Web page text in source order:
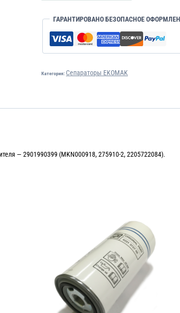
ГАРАНТИРОВАНО БЕЗОПАСНОЕ
Категория: Сепараторы EKOMAK
— 2901990399 (MKN000918, 275910-2, 2205722084).